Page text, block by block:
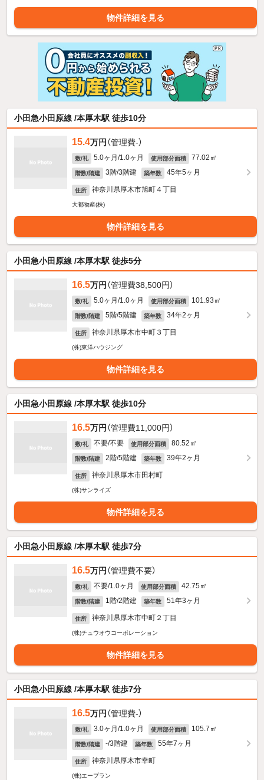
物件詳細を見る
小田急小田原線 /本厚木駅 徒歩10分
15.4万円 （管理費-）
敷/礼 5.0ヶ月/1.0ヶ月 使用部分面積 77.02㎡
階数/階建 3階/3階建 築年数 45年5ヶ月
住所 神奈川県厚木市旭町４丁目
大都物産(株)
物件詳細を見る
小田急小田原線 /本厚木駅 徒歩5分
16.5万円 （管理費38,500円）
敷/礼 5.0ヶ月/1.0ヶ月 使用部分面積 101.93㎡
階数/階建 5階/5階建 築年数 34年2ヶ月
住所 神奈川県厚木市中町３丁目
(株)東洋ハウジング
物件詳細を見る
小田急小田原線 /本厚木駅 徒歩10分
16.5万円 （管理費11,000円）
敷/礼 不要/不要 使用部分面積 80.52㎡
階数/階建 2階/5階建 築年数 39年2ヶ月
住所 神奈川県厚木市田村町
(株)サンライズ
物件詳細を見る
小田急小田原線 /本厚木駅 徒歩7分
16.5万円 （管理費不要）
敷/礼 不要/1.0ヶ月 使用部分面積 42.75㎡
階数/階建 1階/2階建 築年数 51年3ヶ月
住所 神奈川県厚木市中町２丁目
(株)チュウオウコーポレーション
物件詳細を見る
小田急小田原線 /本厚木駅 徒歩7分
16.5万円 （管理費-）
敷/礼 3.0ヶ月/1.0ヶ月 使用部分面積 105.7㎡
階数/階建 -/3階建 築年数 55年7ヶ月
住所 神奈川県厚木市幸町
(株)エープラン